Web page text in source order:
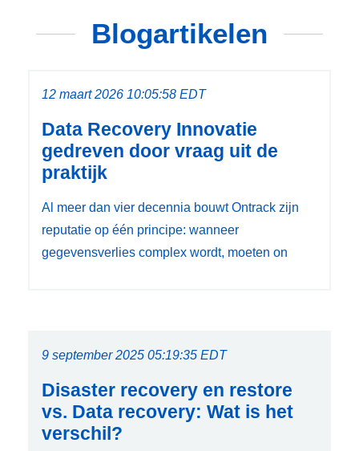
Blogartikelen
12 maart 2026 10:05:58 EDT
Data Recovery Innovatie
gedreven door vraag uit de
praktijk
Al meer dan vier decennia bouwt Ontrack zijn
reputatie op één principe: wanneer
gegevensverlies complex wordt, moeten on
9 september 2025 05:19:35 EDT
Disaster recovery en restore
vs. Data recovery: Wat is het
verschil?